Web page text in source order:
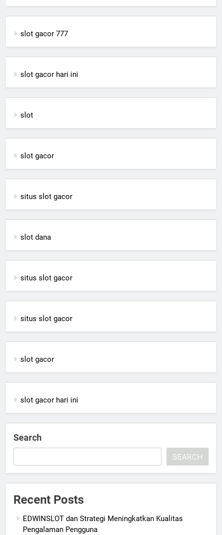
slot gacor 777
slot gacor hari ini
slot
slot gacor
situs slot gacor
slot dana
situs slot gacor
situs slot gacor
slot gacor
slot gacor hari ini
Search
SEARCH
Recent Posts
EDWINSLOT dan Strategi Meningkatkan Kualitas
Pengalaman Pengguna